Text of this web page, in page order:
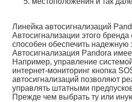
Линейка автосигнализаций
Автосигнализации этого
способен обеспечить надежную
Автосигнализация Pandora
Например, управление
интернет-мониторинг кнопка
автосигнализаций позволяют
управлять штатными
Прежде чем выбрать ту или